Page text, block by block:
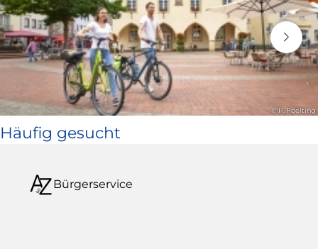
Fenster)
© P. Foelting
Häufig gesucht
Bürgerservice